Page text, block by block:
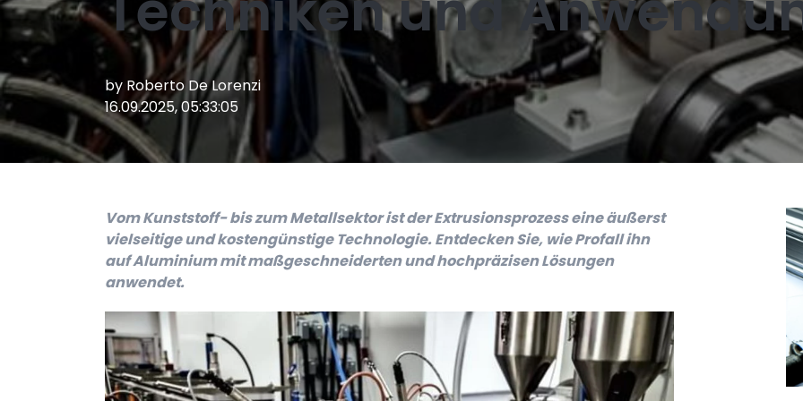
by Roberto De Lorenzi
16.09.2025, 05:33:05
Vom Kunststoff- bis zum Metallsektor ist der Extrusionsprozess eine äußerst
vielseitige und kostengünstige Technologie. Entdecken Sie, wie Profall ihn
auf Aluminium mit maßgeschneiderten und hochpräzisen Lösungen
anwendet.